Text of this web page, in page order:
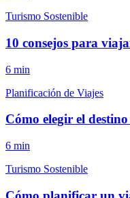
Turismo Sostenible
10 consejos para
6 min
Planificación de Viajes
Cómo elegir el
6 min
Turismo Sostenible